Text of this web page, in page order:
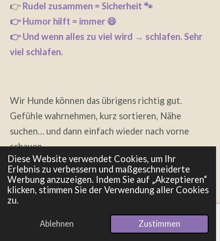
Diese Website verwendet Cookies, um Ihr
Erlebnis zu verbessern und maßgeschneiderte
Werbung anzuzeigen. Indem Sie auf „Akzeptieren“
klicken, stimmen Sie der Verwendung aller Cookies
zu.
Ablehnen Zustimmen
👉 Rudel zusammen = Sicherheit 🐾
👉 Humor hilft = immer 😄
👉 Und wenn alles zu viel wird → schlafen. Sehr
viel schlafen.
Wir Hunde können das übrigens richtig gut.
Gefühle wahrnehmen, kurz sortieren, Nähe
suchen… und dann einfach wieder nach vorne
schauen.
Menschen dagegen schreiben Blogartikel
E-Mail Pinterest